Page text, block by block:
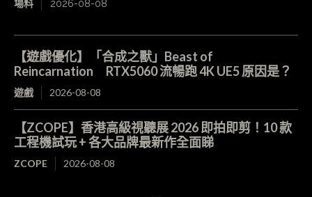
場料 2026-08-08
【遊戲優化】「合成之獸」Beast of
Reincarnation RTX5060 流暢跑 4K UE5 原因是？
遊戲 2026-08-08
【ZCOPE】香港高級視聽展 2026 即拍即剪！10 款
工程機試玩 + 各大品牌最新作全面睇
ZCOPE 2026-08-08